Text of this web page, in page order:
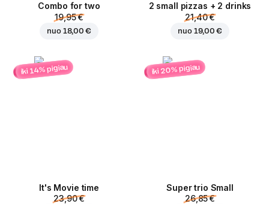
Combo for two
19,95 €
nuo 18,00 €
2 small pizzas + 2 drinks
21,40 €
nuo 19,00 €
iki 14% pigiau
It's Movie time
23,90 €
iki 20% pigiau
Super trio Small
26,85 €